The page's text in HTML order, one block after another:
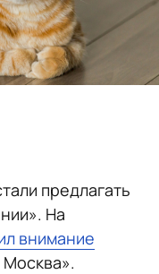
предлагать
На
внимание